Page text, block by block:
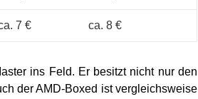
7 € ca. 8 €
ins Feld. Er besitzt nicht nur den
der AMD-Boxed ist vergleichsweise